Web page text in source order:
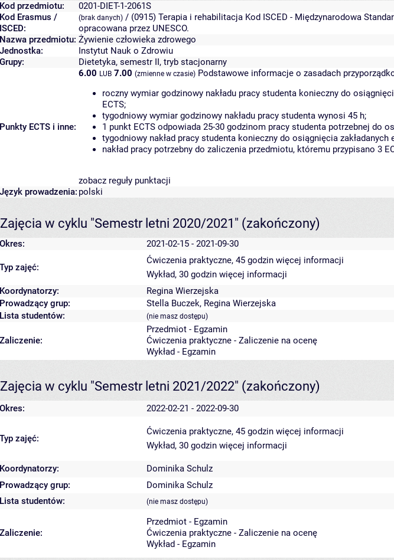
Kod przedmiotu:
0201-DIET-1-2061S
Kod Erasmus /
ISCED:
(brak danych) / (0915) Terapia i rehabilitacja Kod ISCED - Międzynarodowa
opracowana przez UNESCO.
Nazwa przedmiotu: Żywienie człowieka zdrowego
Jednostka:
Instytut Nauk o Zdrowiu
Grupy:
Dietetyka, semestr II, tryb stacjonarny
Punkty ECTS i inne:
6.00 LUB 7.00 (zmienne w czasie) Podstawowe informacje o zasadach
roczny wymiar godzinowy nakładu pracy studenta konieczny do
ECTS;
tygodniowy wymiar godzinowy nakładu pracy studenta wynosi 45 h;
1 punkt ECTS odpowiada 25-30 godzinom pracy studenta potrzebnej do
tygodniowy nakład pracy studenta konieczny do osiągnięcia
nakład pracy potrzebny do zaliczenia przedmiotu, któremu przypisano 3
zobacz reguły punktacji
Język prowadzenia: polski
Zajęcia w cyklu "Semestr letni 2020/2021" (zakończony)
Okres: 2021-02-15 - 2021-09-30
Typ zajęć:
Ćwiczenia praktyczne, 45 godzin więcej informacji
Wykład, 30 godzin więcej informacji
Koordynatorzy:
Regina Wierzejska
Prowadzący grup:
Stella Buczek, Regina Wierzejska
Lista studentów:
(nie masz dostępu)
Zaliczenie:
Przedmiot - Egzamin
Ćwiczenia praktyczne - Zaliczenie na ocenę
Wykład - Egzamin
Zajęcia w cyklu "Semestr letni 2021/2022" (zakończony)
Okres: 2022-02-21 - 2022-09-30
Typ zajęć:
Ćwiczenia praktyczne, 45 godzin więcej informacji
Wykład, 30 godzin więcej informacji
Koordynatorzy:
Dominika Schulz
Prowadzący grup:
Dominika Schulz
Lista studentów:
(nie masz dostępu)
Zaliczenie:
Przedmiot - Egzamin
Ćwiczenia praktyczne - Zaliczenie na ocenę
Wykład - Egzamin